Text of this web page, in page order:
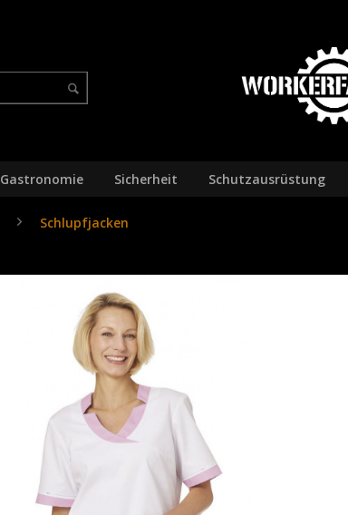
Gastronomie Sicherheit Schutzausrüstung
Schlupfjacken